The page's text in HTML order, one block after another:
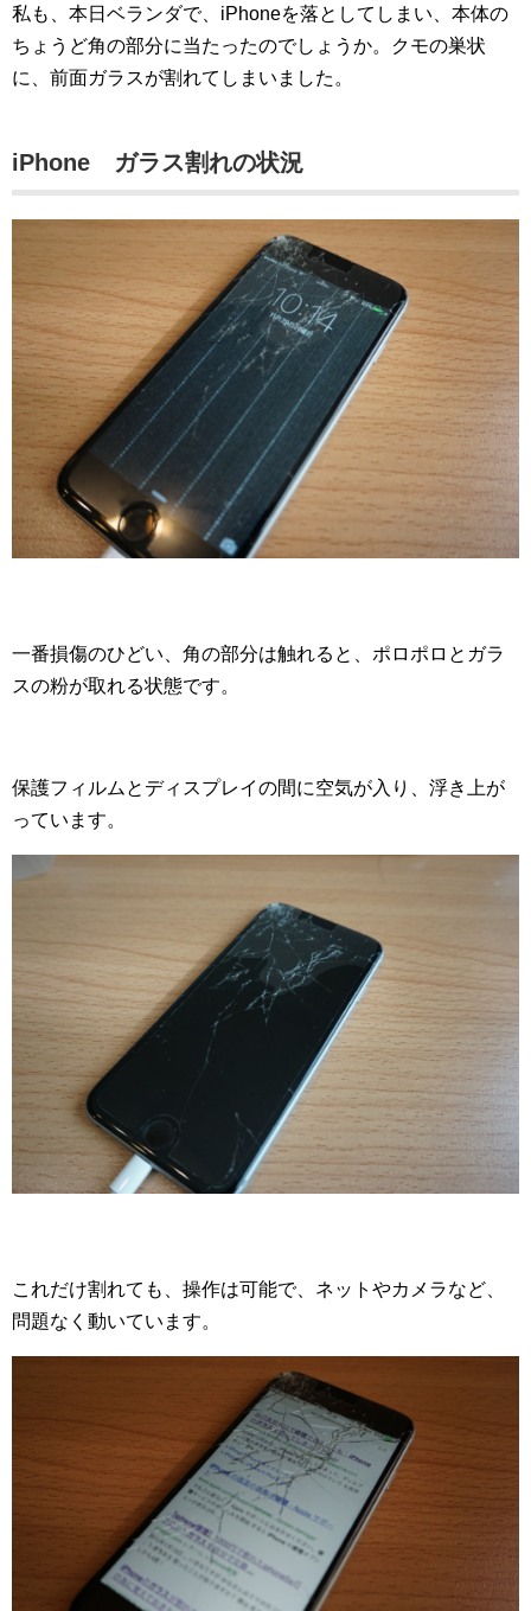
私も、本日ベランダで、iPhoneを落としてしまい、本体の
ちょうど角の部分に当たったのでしょうか。クモの巣状
に、前面ガラスが割れてしまいました。
iPhone ガラス割れの状況
一番損傷のひどい、角の部分は触れると、ポロポロとガラ
スの粉が取れる状態です。
保護フィルムとディスプレイの間に空気が入り、浮き上が
っています。
これだけ割れても、操作は可能で、ネットやカメラなど、
問題なく動いています。